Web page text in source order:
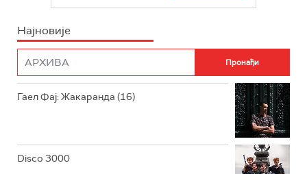
РАДИО РОКЕНРОЛЕР
ИНФО
Најновије
Гаел Фај: Жакаранда (16)
Disco 3000